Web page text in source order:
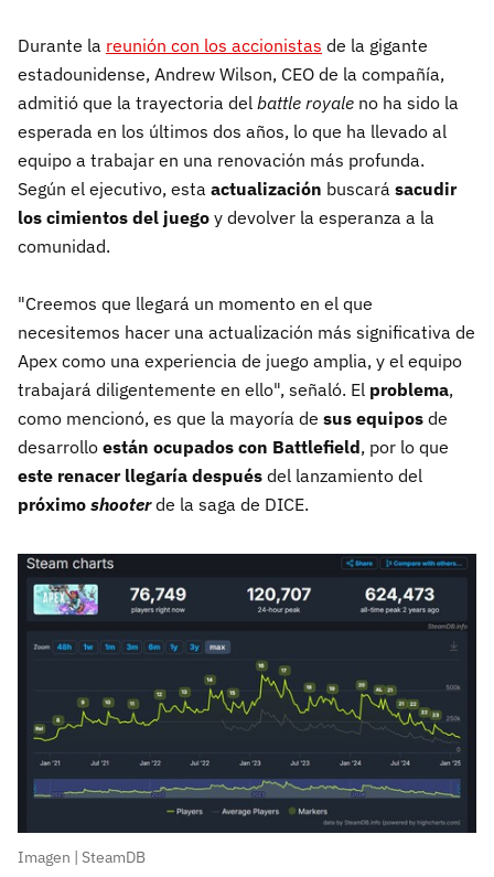
Durante la reunión con los accionistas de la gigante
estadounidense, Andrew Wilson, CEO de la compañía,
admitió que la trayectoria del battle royale no ha sido la
esperada en los últimos dos años, lo que ha llevado al
equipo a trabajar en una renovación más profunda.
Según el ejecutivo, esta actualización buscará sacudir
los cimientos del juego y devolver la esperanza a la
comunidad.
"Creemos que llegará un momento en el que
necesitemos hacer una actualización más significativa de
Apex como una experiencia de juego amplia, y el equipo
trabajará diligentemente en ello", señaló. El problema,
como mencionó, es que la mayoría de sus equipos de
desarrollo están ocupados con Battlefield, por lo que
este renacer llegaría después del lanzamiento del
próximo shooter de la saga de DICE.
Imagen | SteamDB